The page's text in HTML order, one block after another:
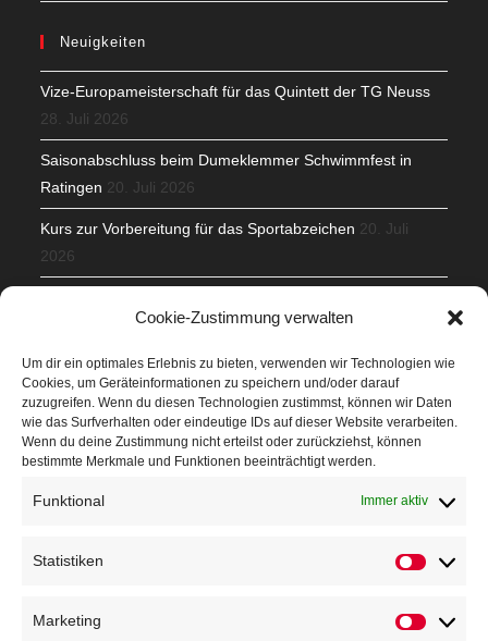
Cookie-Zustimmung verwalten
Um dir ein optimales Erlebnis zu bieten, verwenden wir Technologien wie
Cookies, um Geräteinformationen zu speichern und/oder darauf
zuzugreifen. Wenn du diesen Technologien zustimmst, können wir Daten
wie das Surfverhalten oder eindeutige IDs auf dieser Website verarbeiten.
Wenn du deine Zustimmung nicht erteilst oder zurückziehst, können
bestimmte Merkmale und Funktionen beeinträchtigt werden.
Funktional Immer aktiv
Statistiken
Marketing
Neuigkeiten
Vize-Europameisterschaft für das Quintett der TG Neuss
28. Juli 2026
Saisonabschluss beim Dumeklemmer Schwimmfest in
Ratingen 20. Juli 2026
Kurs zur Vorbereitung für das Sportabzeichen 20. Juli
2026
Veranstaltungen
Höffner Run
Kindersportfest